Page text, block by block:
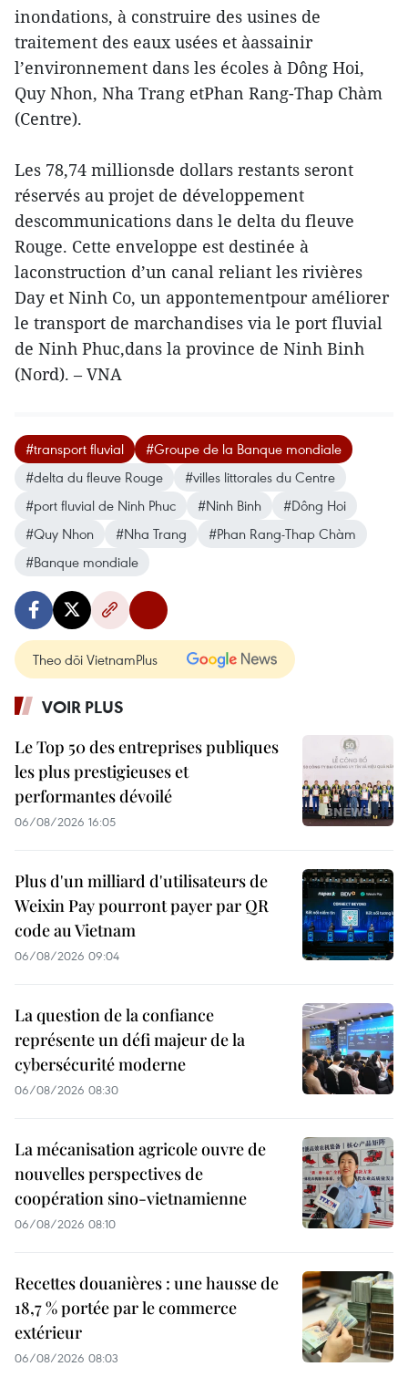
inondations, à construire des usines de
traitement des eaux usées et àassainir
l’environnement dans les écoles à Dông Hoi,
Quy Nhon, Nha Trang etPhan Rang-Thap Chàm
(Centre).
Les 78,74 millionsde dollars restants seront
réservés au projet de développement
descommunications dans le delta du fleuve
Rouge. Cette enveloppe est destinée à
laconstruction d’un canal reliant les rivières
Day et Ninh Co, un appontementpour améliorer
le transport de marchandises via le port fluvial
de Ninh Phuc,dans la province de Ninh Binh
(Nord). – VNA
#transport fluvial
#Groupe de la Banque mondiale
#delta du fleuve Rouge
#villes littorales du Centre
#port fluvial de Ninh Phuc
#Ninh Binh
#Dông Hoi
#Quy Nhon
#Nha Trang
#Phan Rang-Thap Chàm
#Banque mondiale
Theo dõi VietnamPlus
VOIR PLUS
Le Top 50 des entreprises publiques
les plus prestigieuses et
performantes dévoilé
06/08/2026 16:05
Plus d'un milliard d'utilisateurs de
Weixin Pay pourront payer par QR
code au Vietnam
06/08/2026 09:04
La question de la confiance
représente un défi majeur de la
cybersécurité moderne
06/08/2026 08:30
La mécanisation agricole ouvre de
nouvelles perspectives de
coopération sino-vietnamienne
06/08/2026 08:10
Recettes douanières : une hausse de
18,7 % portée par le commerce
extérieur
06/08/2026 08:03